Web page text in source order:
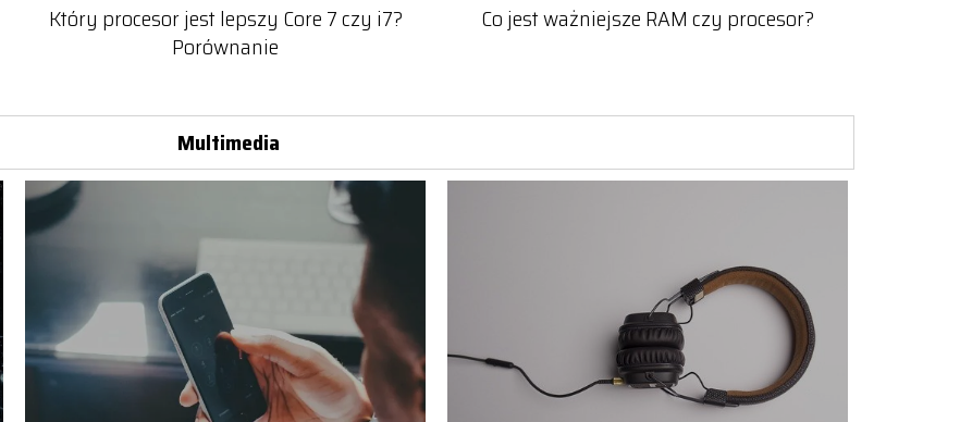
Który procesor jest lepszy Core 7 czy i7?
Porównanie
Co jest ważniejsze RAM czy procesor?
Multimedia